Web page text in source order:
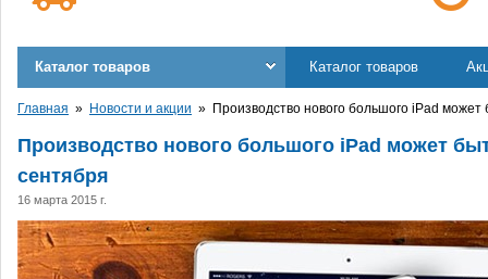
Каталог товаров Каталог товаров
Главная Новости и акции Производство нового большого iPad
Производство нового большого iPad может
сентября
16 марта 2015 г.